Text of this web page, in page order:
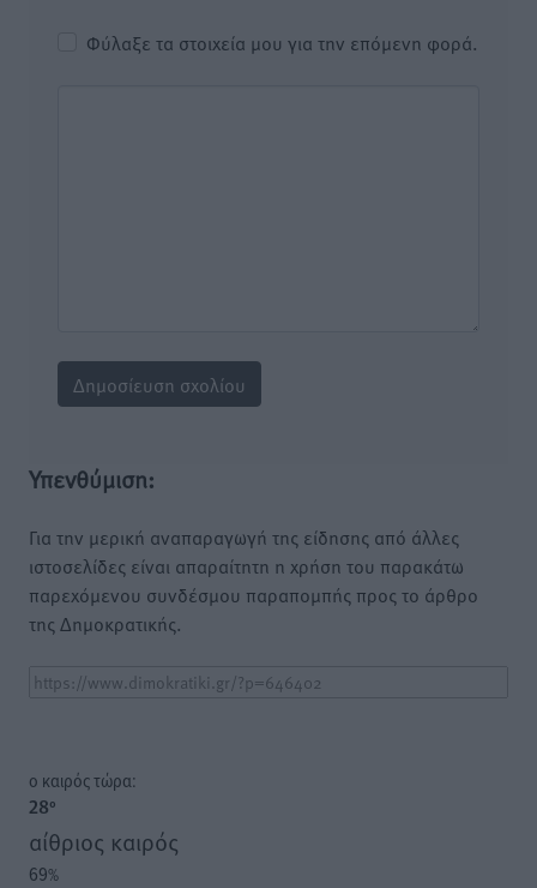
Φύλαξε τα στοιχεία μου για την επόμενη φορά.
Υπενθύμιση:
Για την μερική αναπαραγωγή της είδησης από άλλες
ιστοσελίδες είναι απαραίτητη η χρήση του παρακάτω
παρεχόμενου συνδέσμου παραπομπής προς το άρθρο
της Δημοκρατικής.
o καιρός τώρα:
28°
αίθριος καιρός
69%